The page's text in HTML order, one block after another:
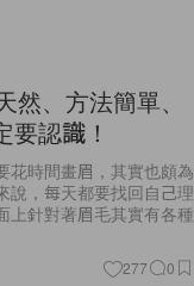
、方法簡單、
認識！
花時間畫眉，其實也頗為
說，每天都要找回自己理
上針對著眉毛其實有各種
277 0